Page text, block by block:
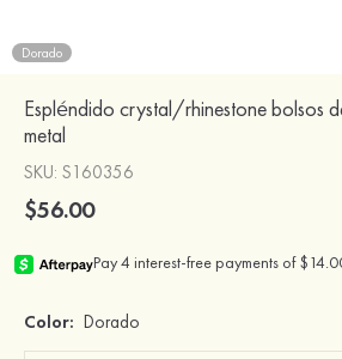
Dorado
Espléndido crystal/rhinestone bolsos
metal
SKU: S160356
$56.00
Color: Dorado